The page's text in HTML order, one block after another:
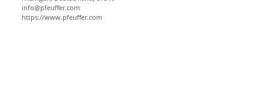
info@pfeuffer.com
https://www.pfeuffer.com